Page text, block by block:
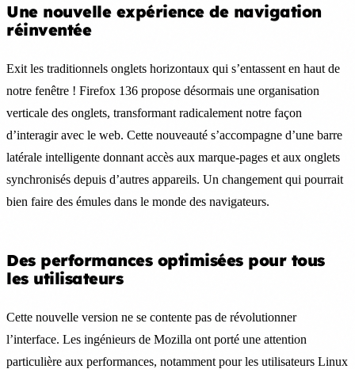
Une nouvelle expérience de navigation
réinventée
Exit les traditionnels onglets horizontaux qui s’entassent en haut de
notre fenêtre ! Firefox 136 propose désormais une organisation
verticale des onglets, transformant radicalement notre façon
d’interagir avec le web. Cette nouveauté s’accompagne d’une barre
latérale intelligente donnant accès aux marque-pages et aux onglets
synchronisés depuis d’autres appareils. Un changement qui pourrait
bien faire des émules dans le monde des navigateurs.
Des performances optimisées pour tous
les utilisateurs
Cette nouvelle version ne se contente pas de révolutionner
l’interface. Les ingénieurs de Mozilla ont porté une attention
particulière aux performances, notamment pour les utilisateurs Linux